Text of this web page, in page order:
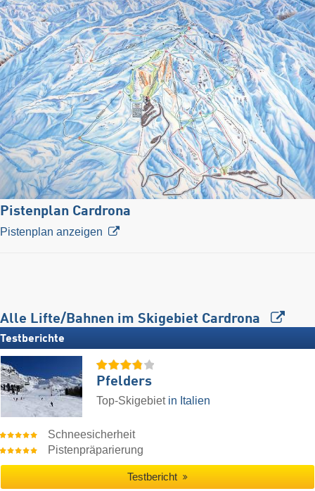
Pistenplan Cardrona
Pistenplan anzeigen
Alle Lifte/Bahnen im Skigebiet Cardrona
Testberichte
Pfelders
Top-Skigebiet in Italien
Schneesicherheit
Pistenpräparierung
Testbericht